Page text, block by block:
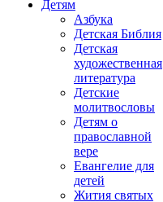
Детям
Азбука
Детская Библия
Детская
художественная
литература
Детские
молитвословы
Детям о
православной
вере
Евангелие для
детей
Жития святых